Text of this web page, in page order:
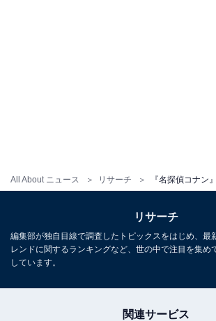
All About ニュース リサーチ
は約8年。趣味は読書とフィットネスと
ブに出かけること。最近はeSportsの試
次ページ
リサーチ
編集部が独自目線で調査したトピックスをはじめ、最
レンドに関するランキングなど、世の中で注目を集め
しています。
関連サービス